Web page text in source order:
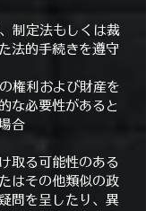
制定法もしくは裁
法的手続きを遵守
権利および財産を
な必要性があると
合
取る可能性のある
はその他類似の政
問を呈したり、異